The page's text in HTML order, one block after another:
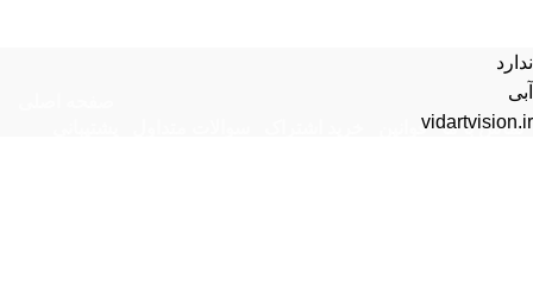
ندارد
آبی
vidartvision.ir
تماس با ما
قوانین